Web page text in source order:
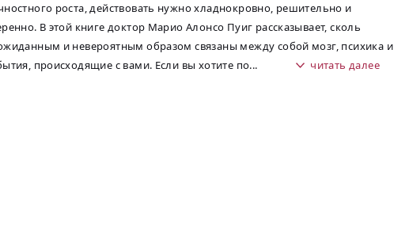
роста, действовать нужно хладнокровно, решительно и
В этой книге доктор Марио Алонсо Пуиг рассказывает, сколь
и невероятным образом связаны между собой мозг, психика и
происходящие с вами. Если вы хотите по... читать далее